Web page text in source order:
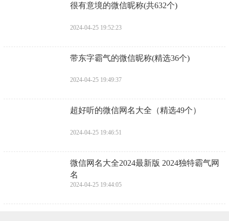
​很有意境的微信昵称(共632个)
2024-04-25 19:52:23
​带东字霸气的微信昵称(精选36个)
2024-04-25 19:49:37
​超好听的微信网名大全（精选49个）
2024-04-25 19:46:51
​微信网名大全2024最新版 2024独特霸气网
名
2024-04-25 19:44:05